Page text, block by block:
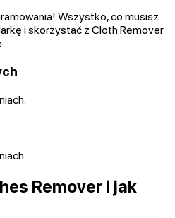
Wszystko, co musisz
i skorzystać z Cloth Remover
Remover i jak